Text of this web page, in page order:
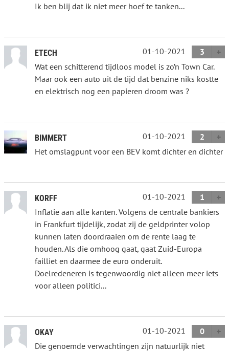
Ik ben blij dat ik niet meer hoef te tanken...
ETECH 01-10-2021
3
Wat een schitterend tijdloos model is zo’n Town Car.
Maar ook een auto uit de tijd dat benzine niks kostte
en elektrisch nog een papieren droom was ?
BIMMERT 01-10-2021
2
Het omslagpunt voor een BEV komt dichter en dichter
KORFF 01-10-2021
1
Inflatie aan alle kanten. Volgens de centrale bankiers
in Frankfurt tijdelijk, zodat zij de geldprinter volop
kunnen laten doordraaien om de rente laag te
houden. Als die omhoog gaat, gaat Zuid-Europa
failliet en daarmee de euro onderuit.
Doelredeneren is tegenwoordig niet alleen meer iets
voor alleen politici...
OKAY 01-10-2021
0
Die genoemde verwachtingen zijn natuurlijk niet